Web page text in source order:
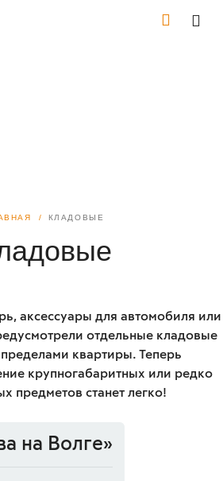
КЛАДОВЫЕ
аксессуары для автомобиля или
отдельные кладовые
квартиры. Теперь
крупногабаритных или редко
предметов станет легко!
на Волге»